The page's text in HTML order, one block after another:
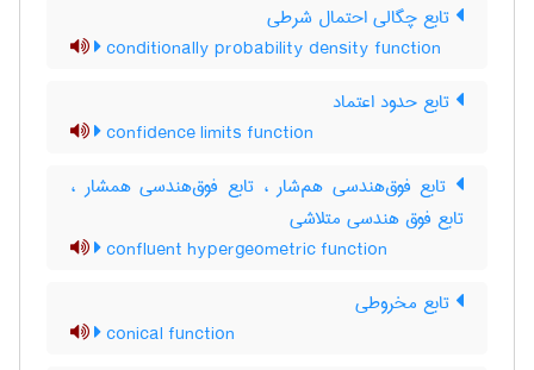
تابع چگالی احتمال شرطی
conditionally probability density function
تابع حدود اعتماد
confidence limits function
تابع فوق‌هندسی هم‌شار ، تابع فوق‌هندسی همشار ،
تابع فوق هندسی متلاشی
confluent hypergeometric function
تابع مخروطی
conical function